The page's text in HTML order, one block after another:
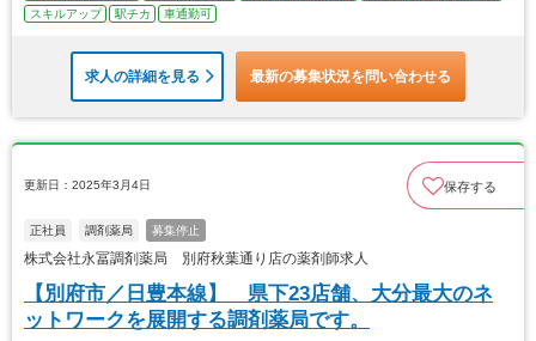
スキルアップ
駅チカ 車通勤可
求人の詳細を見る 最新の募集状況を問い合わせる
更新日：2025年3月4日 保存する
正社員 調剤薬局 募集停止
株式会社永冨調剤薬局 別府秋葉通り店の薬剤師求人
【別府市／日豊本線】 県下23店舗、大分最大のネ
ットワークを展開する調剤薬局です。